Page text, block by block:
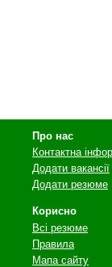
Про нас
Контактна
Додати вакансії
Додати резюме
Корисно
Всі резюме
Правила
Мапа сайту